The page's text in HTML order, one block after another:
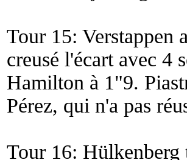
Tour 15: Verstappen
creusé l'écart avec 4
Hamilton à 1"9.
Pérez, qui n'a pas
Tour 16: Hülkenberg